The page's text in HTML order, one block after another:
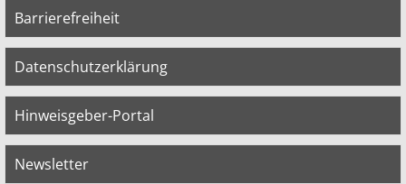
Barrierefreiheit
Datenschutzerklärung
Hinweisgeber-Portal
Newsletter